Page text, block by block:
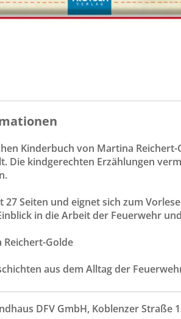
Kinderbuch von Martina
Die kindgerechten Erzählungen
27 Seiten und eignet sich zum
in die Arbeit der Feuerwehr
Golde
aus dem Alltag der
DFV GmbH, Koblenzer Straße